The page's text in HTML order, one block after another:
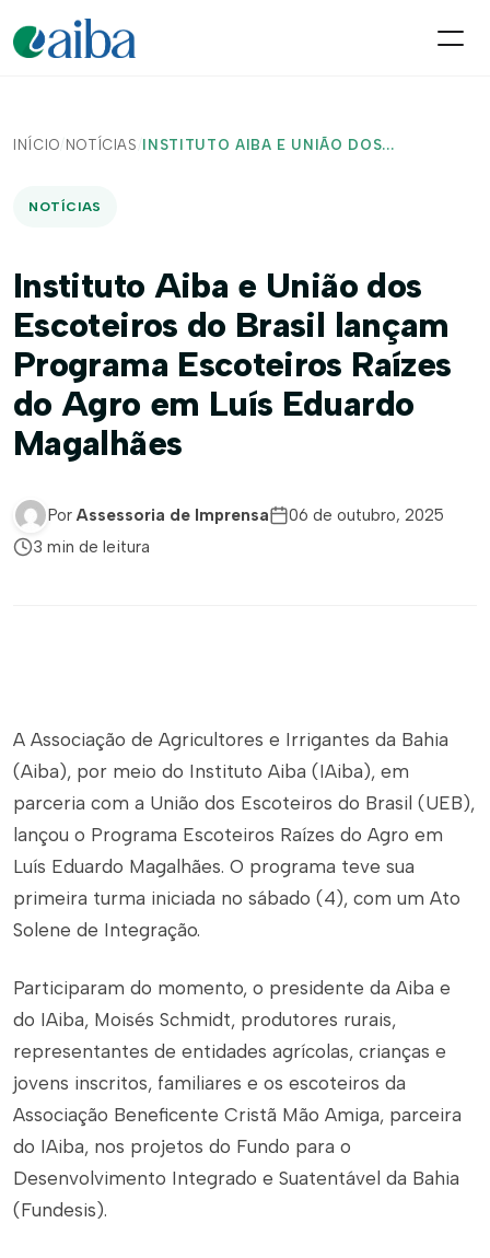
INÍCIO/ NOTÍCIAS / INSTITUTO AIBA E UNIÃO DOS...
NOTÍCIAS
Instituto Aiba e União dos
Escoteiros do Brasil lançam
Programa Escoteiros Raízes
do Agro em Luís Eduardo
Magalhães
Por Assessoria de Imprensa
06 de outubro, 2025
3 min de leitura
A Associação de Agricultores e Irrigantes da Bahia
(Aiba), por meio do Instituto Aiba (IAiba), em
parceria com a União dos Escoteiros do Brasil (UEB),
lançou o Programa Escoteiros Raízes do Agro em
Luís Eduardo Magalhães. O programa teve sua
primeira turma iniciada no sábado (4), com um Ato
Solene de Integração.
Participaram do momento, o presidente da Aiba e
do IAiba, Moisés Schmidt, produtores rurais,
representantes de entidades agrícolas, crianças e
jovens inscritos, familiares e os escoteiros da
Associação Beneficente Cristã Mão Amiga, parceira
do IAiba, nos projetos do Fundo para o
Desenvolvimento Integrado e Suatentável da Bahia
(Fundesis).